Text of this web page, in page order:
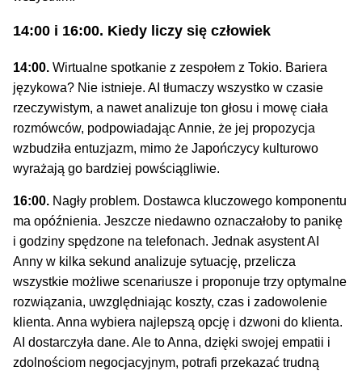
14:00 i 16:00. Kiedy liczy się człowiek
14:00.Wirtualne spotkanie z zespołem z Tokio. Bariera
językowa? Nie istnieje. AI tłumaczy wszystko w czasie
rzeczywistym, a nawet analizuje ton głosu i mowę ciała
rozmówców, podpowiadając Annie, że jej propozycja
wzbudziła entuzjazm, mimo że Japończycy kulturowo
wyrażają go bardziej powściągliwie.
16:00. Nagły problem. Dostawca kluczowego komponentu
ma opóźnienia. Jeszcze niedawno oznaczałoby to panikę
i godziny spędzone na telefonach. Jednak asystent AI
Anny w kilka sekund analizuje sytuację, przelicza
wszystkie możliwe scenariusze i proponuje trzy optymalne
rozwiązania, uwzględniając koszty, czas i zadowolenie
klienta. Anna wybiera najlepszą opcję i dzwoni do klienta.
AI dostarczyła dane. Ale to Anna, dzięki swojej empatii i
zdolnościom negocjacyjnym, potrafi przekazać trudną